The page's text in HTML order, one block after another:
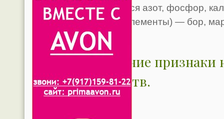
относятся азот, фосфор,
(микроэлементы) — бор,
другие.
Внешние признаки
веществ.